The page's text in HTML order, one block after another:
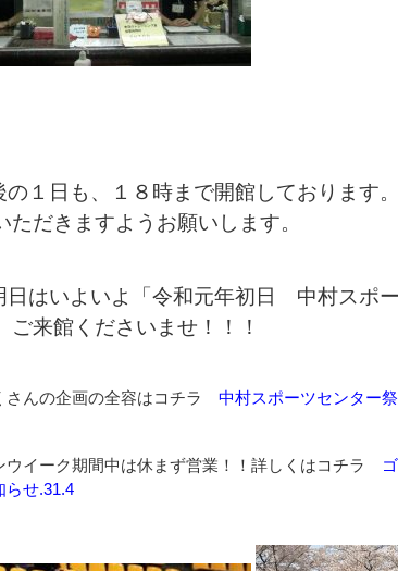
の１日も、１８時まで開館しております
ただきますようお願いします。
日はいよいよ「令和元年初日 中村スポ
ご来館くださいませ！！！
さんの企画の全容はコチラ 中村スポーツセンター
ウイーク期間中は休まず営業！！詳しくはコチラ
らせ.31.4